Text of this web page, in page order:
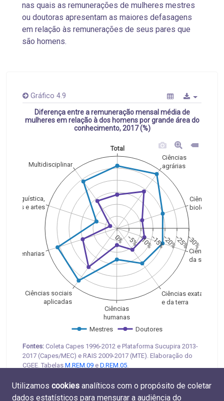
nas quais as remunerações de mulheres mestres
ou doutoras apresentam as maiores defasagens
em relação às remunerações de seus pares que
são homens.
Gráfico 4.9
Diferença entre a remuneração mensal média de
mulheres em relação à dos homens por grande área do
conhecimento, 2017 (%)
Total
Ciências
agrárias
Ciências
biológicas
Ciências
da saúde
Ciências exatas
e da terra
Ciências
humanas
Ciências sociais
aplicadas
Engenharias
Linguística,
letras e artes
Multidisciplinar
0%−5%−10%−15%−20%−25%−30%
Mestres Doutores
Fontes: Coleta Capes 1996-2012 e Plataforma Sucupira 2013-
2017 (Capes/MEC) e RAIS 2009-2017 (MTE). Elaboração do
CGEE. Tabelas M.REM.09 e D.REM.05.
Utilizamos cookies analíticos com o propósito de coletar
dados estatísticos para mensurar a audiência do